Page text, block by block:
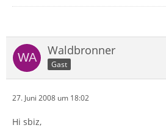
Waldbronner
Gast
27. Juni 2008 um 18:02
Hi sbiz,